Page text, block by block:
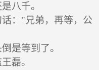
八千。
："兄弟，再等，公
是等到了。
磊。